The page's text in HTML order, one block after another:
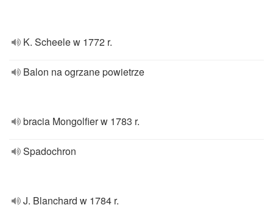
K. Scheele w 1772 r.
Balon na ogrzane powietrze
bracia Mongolfier w 1783 r.
Spadochron
J. Blanchard w 1784 r.